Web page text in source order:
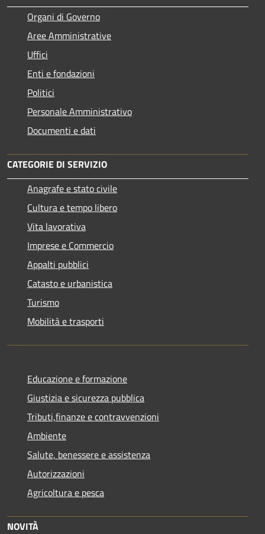
Organi di Governo
Aree Amministrative
Uffici
Enti e fondazioni
Politici
Personale Amministrativo
Documenti e dati
CATEGORIE DI SERVIZIO
Anagrafe e stato civile
Cultura e tempo libero
Vita lavorativa
Imprese e Commercio
Appalti pubblici
Catasto e urbanistica
Turismo
Mobilità e trasporti
Educazione e formazione
Giustizia e sicurezza pubblica
Tributi,finanze e contravvenzioni
Ambiente
Salute, benessere e assistenza
Autorizzazioni
Agricoltura e pesca
NOVITÀ